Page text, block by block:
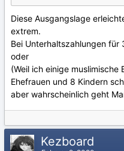
Diese Ausgangslage
extrem.
Bei Unterhaltszahlungen für
oder
(Weil ich einige
Ehefrauen und 8 Kindern
aber wahrscheinlich geht
Kezboard